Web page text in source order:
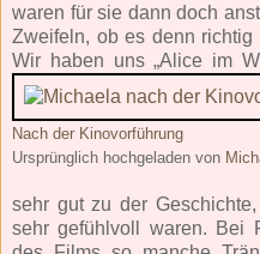
waren für sie dann doch
Zweifeln, ob es denn
Wir haben uns „Alice im
Nach der Kinovorführung
Ursprünglich hochgeladen von
sehr gut zu der
sehr gefühlvoll waren. Bei